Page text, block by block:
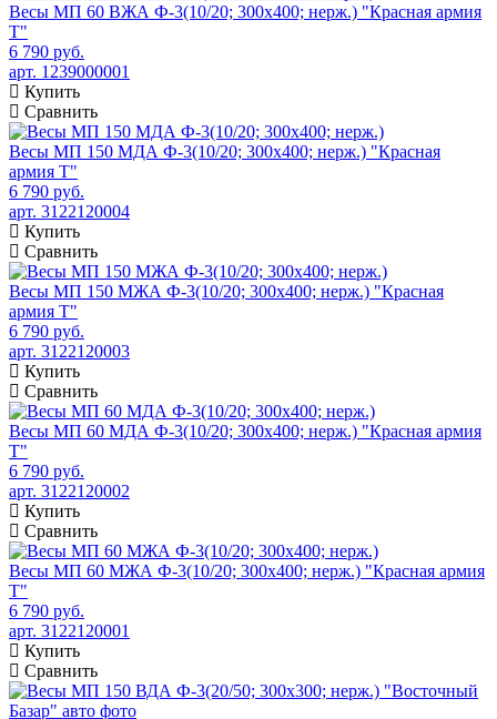
Весы МП 60 ВЖА Ф-3(10/20; 300х400; нерж.) "Красная армия
Т"
6 790 руб.
арт. 1239000001
Купить
Сравнить
Весы МП 150 МДА Ф-3(10/20; 300х400; нерж.) "Красная
армия Т"
6 790 руб.
арт. 3122120004
Купить
Сравнить
Весы МП 150 МЖА Ф-3(10/20; 300х400; нерж.) "Красная
армия Т"
6 790 руб.
арт. 3122120003
Купить
Сравнить
Весы МП 60 МДА Ф-3(10/20; 300х400; нерж.) "Красная армия
Т"
6 790 руб.
арт. 3122120002
Купить
Сравнить
Весы МП 60 МЖА Ф-3(10/20; 300х400; нерж.) "Красная армия
Т"
6 790 руб.
арт. 3122120001
Купить
Сравнить